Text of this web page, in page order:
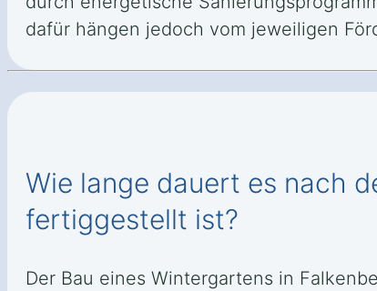
dafür hängen jedoch vom jeweiligen
Wie lange dauert es nach
fertiggestellt ist?
Der Bau eines Wintergartens in